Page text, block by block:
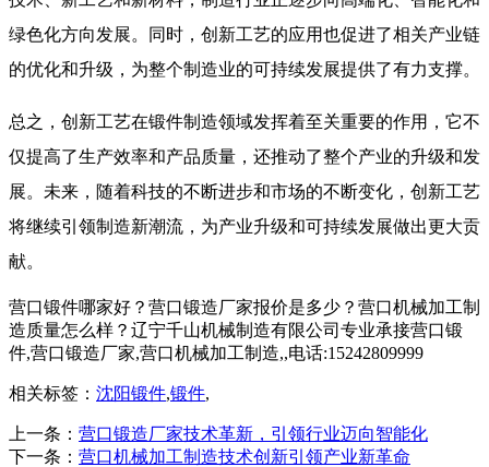
绿色化方向发展。同时，创新工艺的应用也促进了相关产业链
的优化和升级，为整个制造业的可持续发展提供了有力支撑。
总之，创新工艺在锻件制造领域发挥着至关重要的作用，它不
仅提高了生产效率和产品质量，还推动了整个产业的升级和发
展。未来，随着科技的不断进步和市场的不断变化，创新工艺
将继续引领制造新潮流，为产业升级和可持续发展做出更大贡
献。
营口锻件哪家好？营口锻造厂家报价是多少？营口机械加工制
造质量怎么样？辽宁千山机械制造有限公司专业承接营口锻
件,营口锻造厂家,营口机械加工制造,,电话:15242809999
相关标签： 沈阳锻件,锻件,
上一条： 营口锻造厂家技术革新，引领行业迈向智能化
下一条： 营口机械加工制造技术创新引领产业新革命